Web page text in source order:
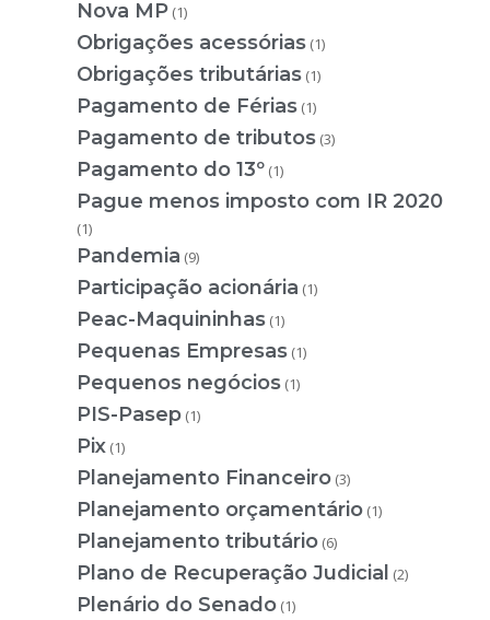
Nova MP (1)
Obrigações acessórias (1)
Obrigações tributárias (1)
Pagamento de Férias (1)
Pagamento de tributos (3)
Pagamento do 13º (1)
Pague menos imposto com IR 2020
(1)
Pandemia (9)
Participação acionária (1)
Peac-Maquininhas (1)
Pequenas Empresas (1)
Pequenos negócios (1)
PIS-Pasep (1)
Pix (1)
Planejamento Financeiro (3)
Planejamento orçamentário (1)
Planejamento tributário (6)
Plano de Recuperação Judicial (2)
Plenário do Senado (1)